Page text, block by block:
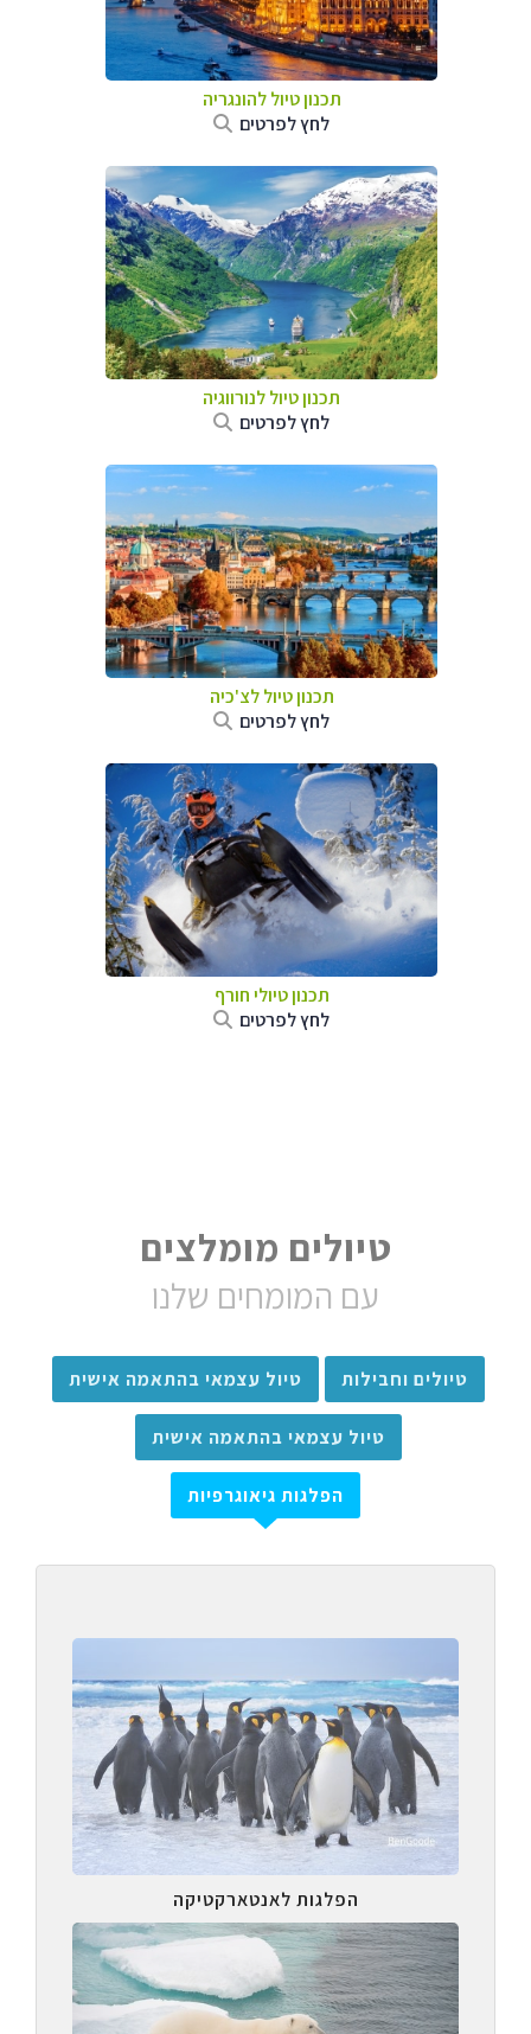
תכנון טיול להונגריה
לחץ לפרטים
תכנון טיול לנורווגיה
לחץ לפרטים
תכנון טיול לצ'כיה
לחץ לפרטים
תכנון טיולי חורף
לחץ לפרטים
טיולים מומלצים
עם המומחים שלנו
טיולים וחבילות טיול עצמאי בהתאמה אישית
טיול עצמאי בהתאמה אישית
הפלגות גיאוגרפיות
הפלגות לאנטארקטיקה